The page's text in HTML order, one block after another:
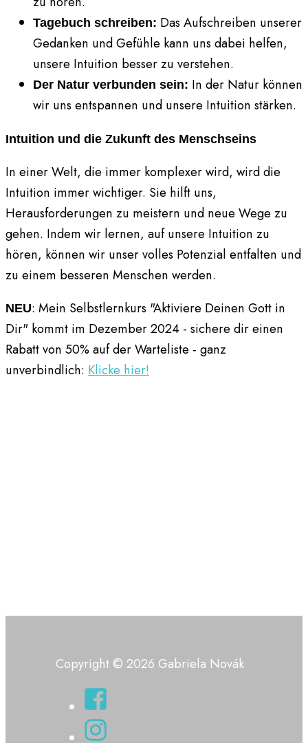
Tagebuch schreiben: Das Aufschreiben unserer
Gedanken und Gefühle kann uns dabei helfen,
unsere Intuition besser zu verstehen.
Der Natur verbunden sein: In der Natur können
wir uns entspannen und unsere Intuition stärken.
Intuition und die Zukunft des Menschseins
In einer Welt, die immer komplexer wird, wird die
Intuition immer wichtiger. Sie hilft uns,
Herausforderungen zu meistern und neue Wege zu
gehen. Indem wir lernen, auf unsere Intuition zu
hören, können wir unser volles Potenzial entfalten und
zu einem besseren Menschen werden.
NEU: Mein Selbstlernkurs "Aktiviere Deinen Gott in
Dir" kommt im Dezember 2024 - sichere dir einen
Rabatt von 50% auf der Warteliste - ganz
unverbindlich: Klicke hier!
Copyright © 2026 Gabriela Novák